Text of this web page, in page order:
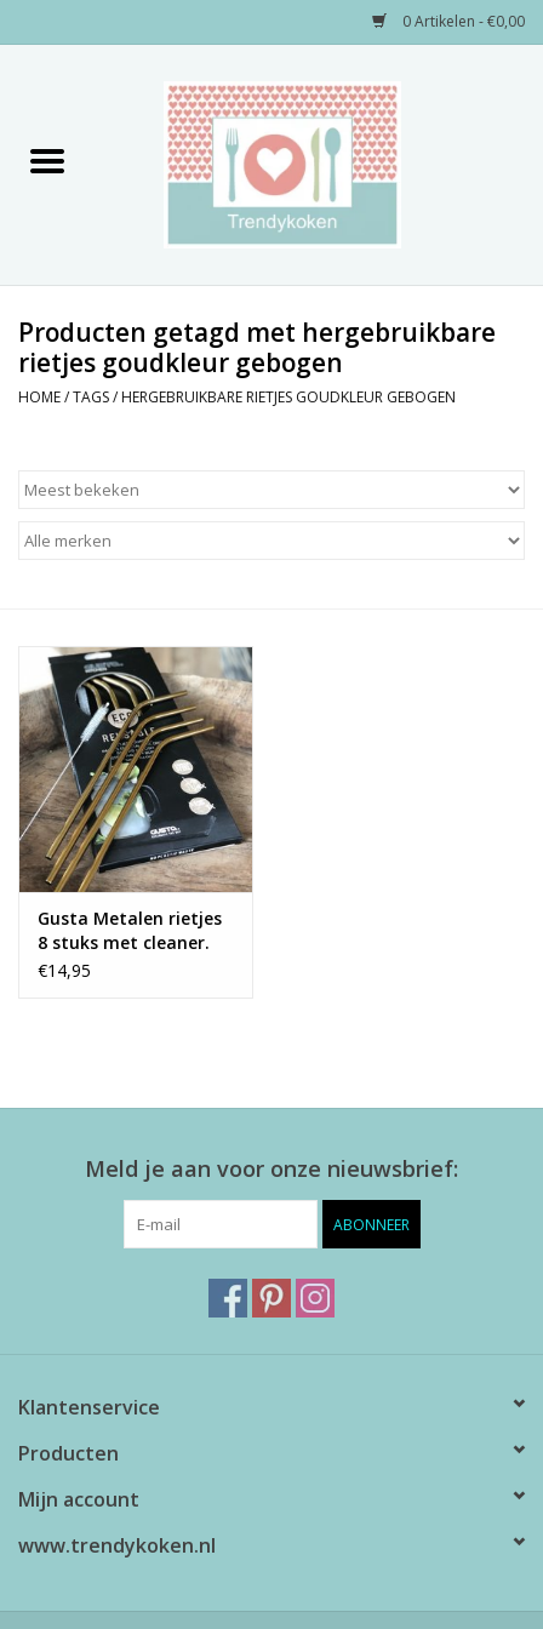
0 Artikelen - €0,00
Decoratie
Keukengerei
NIEUW!
Sale!
Kleuren
Producten getagd met hergebruikbare
rietjes goudkleur gebogen
HOME/TAGS/ HERGEBRUIKBARE RIETJES GOUDKLEUR GEBOGEN
Gusta Metalen rietjes
8 stuks met cleaner.
€14,95
Meld je aan voor onze nieuwsbrief:
ABONNEER
Klantenservice
Producten
Mijn account
www.trendykoken.nl